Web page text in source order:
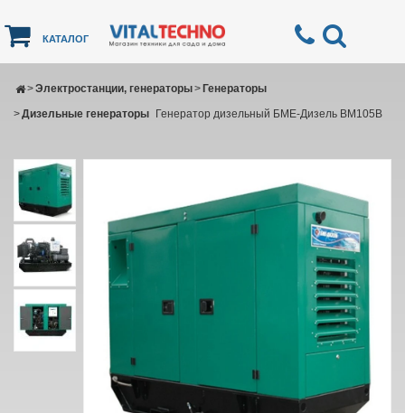
КАТАЛОГ
Электростанции, генераторы
> Генераторы
>
Дизельные генераторы
> Генератор дизельный БМЕ-Дизель BM105B